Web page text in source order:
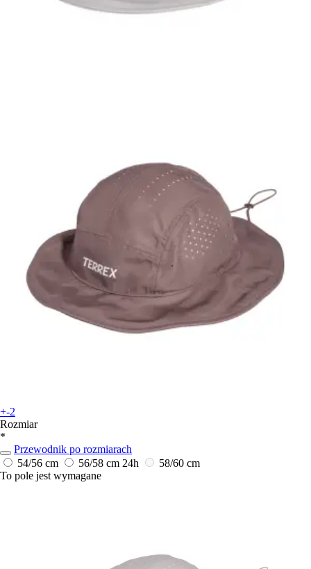
+-2
Rozmiar
*
Przewodnik po rozmiarach
54/56 cm
56/58 cm 24h
58/60 cm
To pole jest wymagane